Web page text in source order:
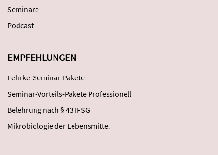
Seminare
Podcast
EMPFEHLUNGEN
Lehrke-Seminar-Pakete
Seminar-Vorteils-Pakete Professionell
Belehrung nach § 43 IFSG
Mikrobiologie der Lebensmittel